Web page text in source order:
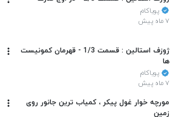
پویاکام
۷ ماه پیش
ژوزف استالین : قسمت 1/3 - قهرمان کمونیست
ها
پویاکام
۷ ماه پیش
مورچه خوار غول پیکر ، کمیاب ترین جانور روی
زمین